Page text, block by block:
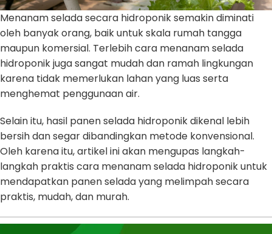
Menanam selada secara hidroponik semakin diminati
oleh banyak orang, baik untuk skala rumah tangga
maupun komersial. Terlebih cara menanam selada
hidroponik juga sangat mudah dan ramah lingkungan
karena tidak memerlukan lahan yang luas serta
menghemat penggunaan air.
Selain itu, hasil panen selada hidroponik dikenal lebih
bersih dan segar dibandingkan metode konvensional.
Oleh karena itu, artikel ini akan mengupas langkah-
langkah praktis cara menanam selada hidroponik untuk
mendapatkan panen selada yang melimpah secara
praktis, mudah, dan murah.